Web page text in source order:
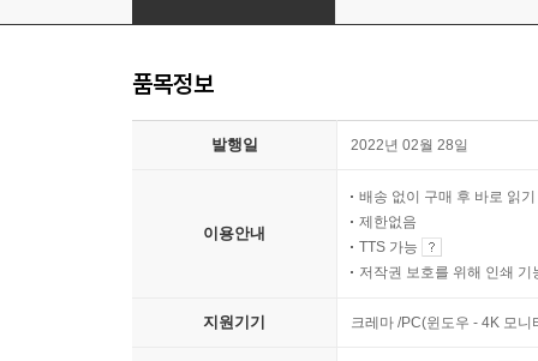
품목정보
발행일 2022년 02월 28일
이용안내
배송 없이 구매 후 바로 읽기
제한없음
TTS 가능
저작권 보호를 위해 인쇄 기
지원기기 크레마 /PC(윈도우 - 4K 모